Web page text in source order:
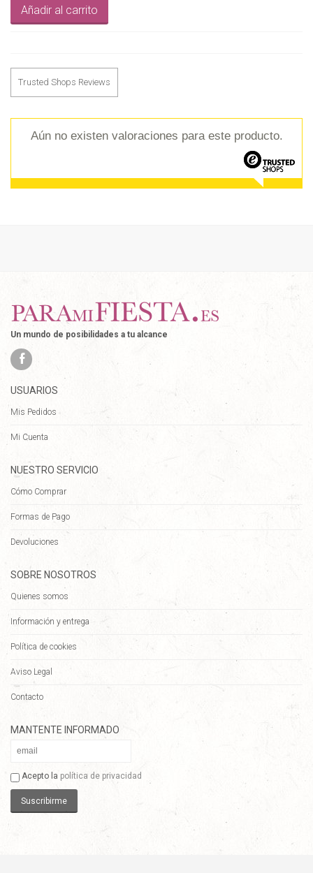
Añadir al carrito
Trusted Shops Reviews
Aún no existen valoraciones para este producto.
Un mundo de posibilidades a tu alcance
USUARIOS
Mis Pedidos
Mi Cuenta
NUESTRO SERVICIO
Cómo Comprar
Formas de Pago
Devoluciones
SOBRE NOSOTROS
Quienes somos
Información y entrega
Política de cookies
Aviso Legal
Contacto
MANTENTE INFORMADO
Acepto la política de privacidad
Suscribirme